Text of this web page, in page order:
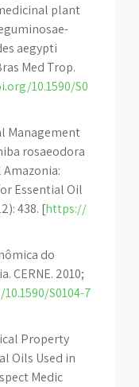
plant
aegypti
Med Trop.
10.1590/S0
Management
rosaeodora
Essential Oil
438. [https://
do
CERNE. 2010;
S0104-7
Property
Oils Used in
Medic